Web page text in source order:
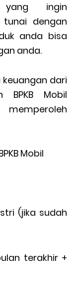
yang ingin
dengan
anda bisa
anda.
keuangan dari
BPKB Mobil
Mobil
(jika sudah
terakhir +